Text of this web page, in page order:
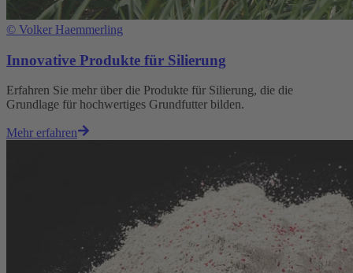
© Volker Haemmerling
Innovative Produkte für Silierung
Erfahren Sie mehr über die Produkte für Silierung, die die
Grundlage für hochwertiges Grundfutter bilden.
Mehr erfahren